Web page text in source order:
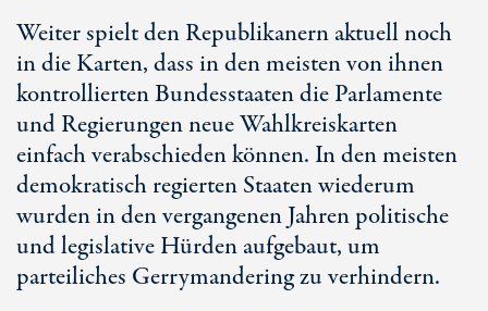
Weiter spielt den Republikanern aktuell noch
in die Karten, dass in den meisten von ihnen
kontrollierten Bundesstaaten die Parlamente
und Regierungen neue Wahlkreiskarten
einfach verabschieden können. In den meisten
demokratisch regierten Staaten wiederum
wurden in den vergangenen Jahren politische
und legislative Hürden aufgebaut, um
parteiliches Gerrymandering zu verhindern.